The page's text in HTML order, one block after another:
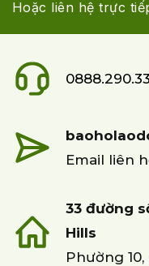
Hoặc liên hệ trực
Email liên
33 đường
Hills
Phường 10,